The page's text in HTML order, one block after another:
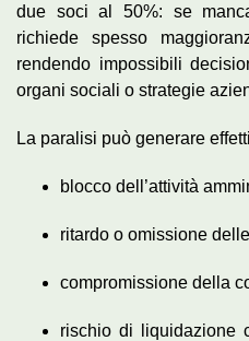
due soci al 50%: se
richiede spesso
rendendo impossibili
organi sociali o strategie
La paralisi può generare
blocco dell’attività
ritardo o omissione
compromissione della
rischio di liquidazione